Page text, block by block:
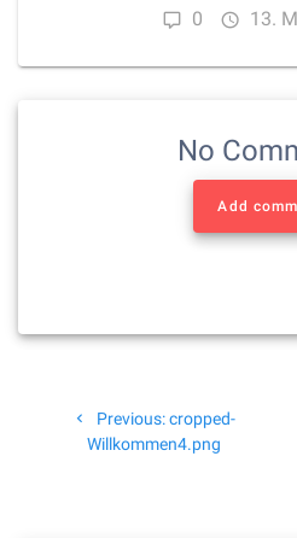
0 13.
No
Add
Previous:Previous
post:
cropped-
Willkommen4.png